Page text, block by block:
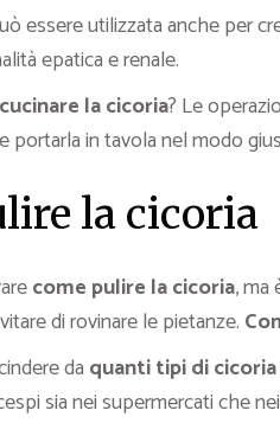
essere utilizzata anche per
epatica e renale.
la cicoria? Le
portarla in tavola nel modo
la cicoria
come pulire la cicoria, ma
di rovinare le pietanze.
daquanti tipi di
sia nei supermercati che